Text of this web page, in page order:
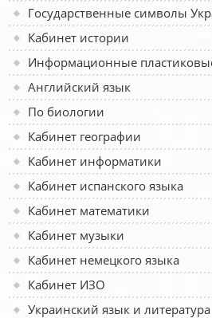
Государственные символы
Кабинет истории
Информационные
Английский язык
По биологии
Кабинет географии
Кабинет информатики
Кабинет испанского языка
Кабинет математики
Кабинет музыки
Кабинет немецкого языка
Кабинет ИЗО
Украинский язык и литература